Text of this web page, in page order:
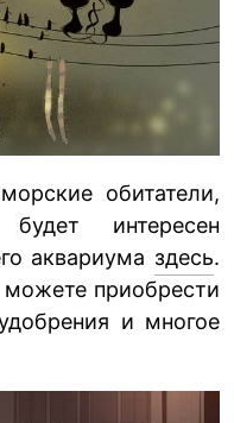
обитатели,
интересен
аквариума здесь.
приобрести
и многое